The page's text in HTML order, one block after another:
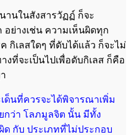
านในสังสารวัฏฏ์ ก็จะ
ย่างเช่น ความเห็นผิดทุก
กิเลสใดๆ ที่ดับได้แล้ว ก็จะไม่
งที่จะเป็นไปเพื่อดับกิเลส ก็คือ
ด็นที่ควรจะได้พิจารณาเพิ่ม
กว่า โลภมูลจิต นั้น มีทั้ง
ด กับ ประเภทที่ไม่ประกอบ